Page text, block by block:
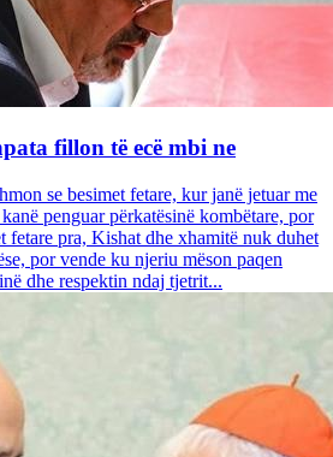
fillon të ecë mbi ne
se besimet fetare, kur janë jetuar me
penguar përkatësinë kombëtare, por
fetare pra, Kishat dhe xhamitë nuk duhet
por vende ku njeriu mëson paqen
dhe respektin ndaj tjetrit...